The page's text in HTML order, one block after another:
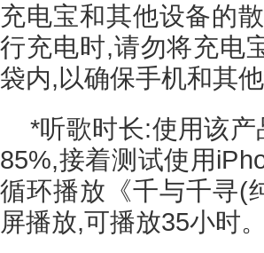
充电宝和其他设备的
行充电时,请勿将充电
袋内,以确保手机和其
*听歌时长:使用该
85%,接着测试使用
循环播放《千与千寻(
屏播放,可播放35小时。